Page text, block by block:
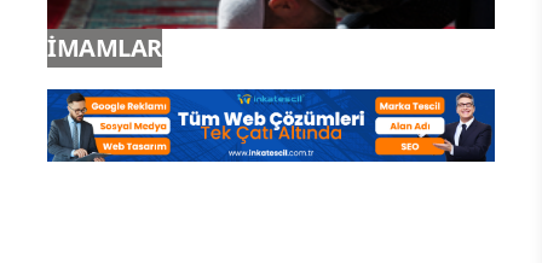
İMAMLAR